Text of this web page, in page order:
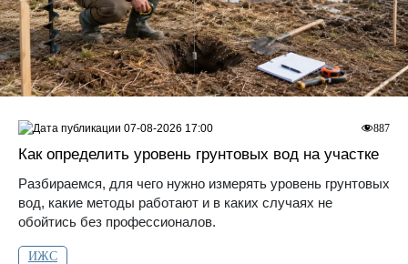
Как определить уровень грунтовых вод на участке
Разбираемся, для чего нужно измерять уровень грунтовых
вод, какие методы работают и в каких случаях не
обойтись без профессионалов.
ИЖС
887
07-08-2026 17:00